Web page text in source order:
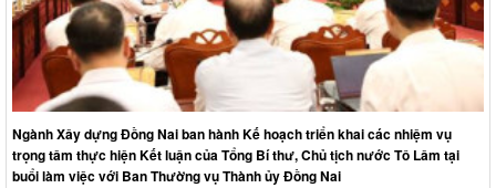
Ngành Xây dựng Đồng Nai ban hành Kế hoạch triển khai các nhiệm vụ
trọng tâm thực hiện Kết luận của Tổng Bí thư, Chủ tịch nước Tô Lâm tại
buổi làm việc với Ban Thường vụ Thành ủy Đồng Nai